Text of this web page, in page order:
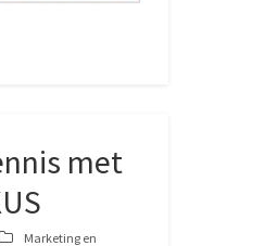
met
Marketing en